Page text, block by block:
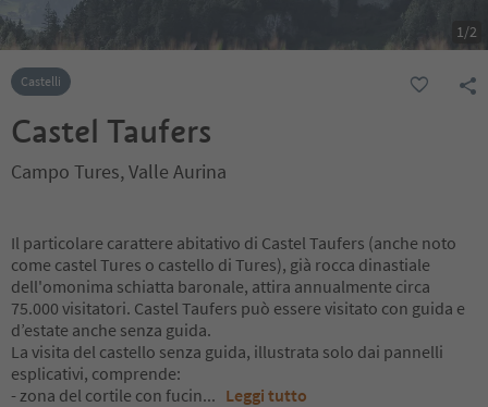
1/2
Castelli
Castel Taufers
Campo Tures, Valle Aurina
Il particolare carattere abitativo di Castel Taufers (anche noto
come castel Tures o castello di Tures), già rocca dinastiale
dell'omonima schiatta baronale, attira annualmente circa
75.000 visitatori. Castel Taufers può essere visitato con guida e
d’estate anche senza guida.
La visita del castello senza guida, illustrata solo dai pannelli
esplicativi, comprende:
- zona del cortile con fucin... Leggi tutto